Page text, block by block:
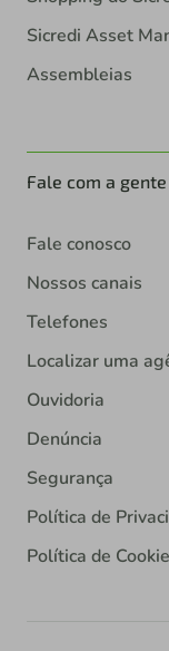
Sicredi Asset
Assembleias
Fale com a gente
Fale conosco
Nossos canais
Telefones
Localizar uma
Ouvidoria
Denúncia
Segurança
Política de
Política de